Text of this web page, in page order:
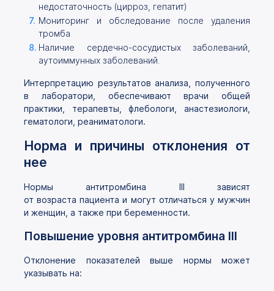
недостаточность (цирроз, гепатит)
Мониторинг и обследование после удаления
тромба
Наличие сердечно-сосудистых заболеваний,
аутоиммунных заболеваний.
Интерпретацию результатов анализа, полученного
в лаборатори, обеспечивают врачи общей
практики, терапевты, флебологи, анастезиологи,
гематологи, реаниматологи.
Норма и причины отклонения от
нее
Нормы антитромбина III зависят
от возраста пациента и могут отличаться у мужчин
и женщин, а также при беременности.
Повышение уровня антитромбина III
Отклонение показателей выше нормы может
указывать на: